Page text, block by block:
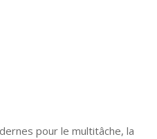
pour le multitâche, la